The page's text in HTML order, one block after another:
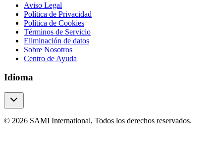
Aviso Legal
Política de Privacidad
Política de Cookies
Términos de Servicio
Eliminación de datos
Sobre Nosotros
Centro de Ayuda
Idioma
© 2026 SAMI International, Todos los derechos reservados.